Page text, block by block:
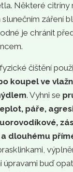
Některé citríny
slunečním záření
je chránit
čištění
koupel ve
. Vyhni se
páře,
dlouhému
úpravami buď